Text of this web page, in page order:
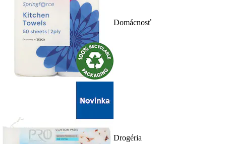
Domácnosť
Drogéria